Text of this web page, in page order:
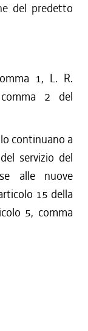
del predetto
1, L. R.
2 del
continuano a
servizio del
alle nuove
15 della
5, comma